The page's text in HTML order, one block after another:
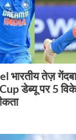
भारतीय तेज़
डेब्यू पर 5